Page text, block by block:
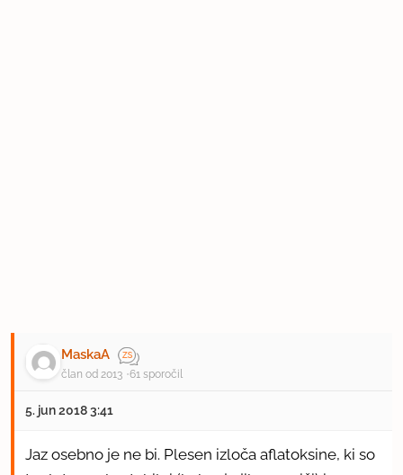
MaskaA
član od 2013 61 sporočil
5. jun 2018 3:41
Jaz osebno je ne bi. Plesen izloča aflatoksine, ki so